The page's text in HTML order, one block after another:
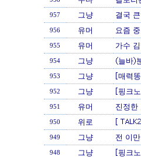
957 그냥 결국
956 유머 요즘
955 유머 가수
954 그냥 (늘바)
953 그냥 [매력
952 그냥 [핑크
951 유머 진정한
950 위로 [
949 그냥 전 이만
948 그냥 [핑크